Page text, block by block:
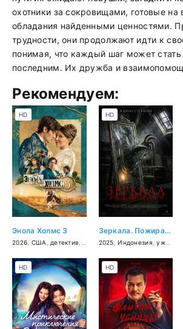
охотники за сокровищами, готовые на
обладания найденными ценностями.
трудности, они продолжают идти к
понимая, что каждый шаг может стать
последним. Их дружба и
Рекомендуем:
Энола Холмс 3
2026 США детектив криминал
HD
Зеркала. Пожиратели душ
2025 ,Индонезия ,ужасы
HD
HD HD